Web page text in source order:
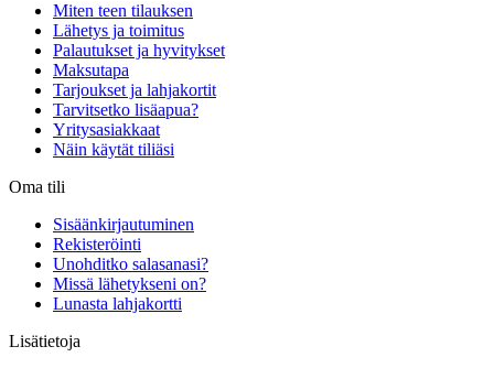
Miten teen tilauksen
Lähetys ja toimitus
Palautukset ja hyvitykset
Maksutapa
Tarjoukset ja lahjakortit
Tarvitsetko lisäapua?
Yritysasiakkaat
Näin käytät tiliäsi
Oma tili
Sisäänkirjautuminen
Rekisteröinti
Unohditko salasanasi?
Missä lähetykseni on?
Lunasta lahjakortti
Lisätietoja